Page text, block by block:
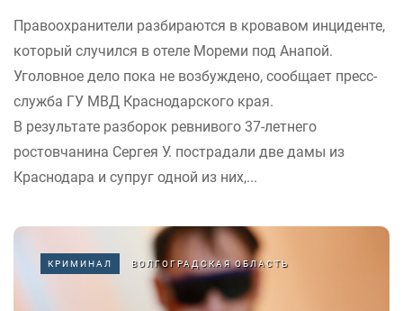
Правоохранители разбираются в кровавом инциденте,
который случился в отеле Мореми под Анапой.
Уголовное дело пока не возбуждено, сообщает пресс-
служба ГУ МВД Краснодарского края.
В результате разборок ревнивого 37-летнего
ростовчанина Сергея У. пострадали две дамы из
Краснодара и супруг одной из них,...
КРИМИНАЛ ВОЛГОГРАДСКАЯ ОБЛАСТЬ